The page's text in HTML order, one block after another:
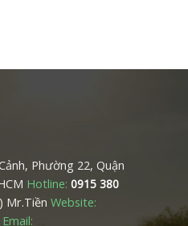
Phường 22, Quận
Hotline: 0915 380
Mr.Tiền Website:
Email: